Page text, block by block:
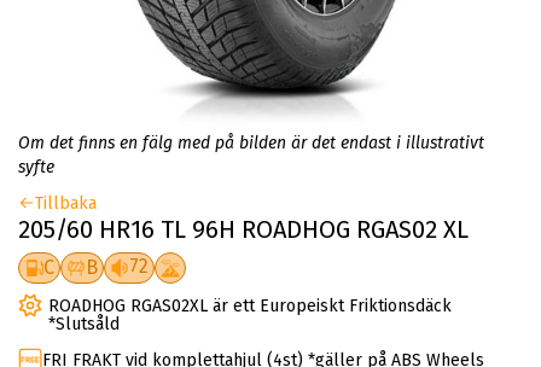
Om det finns en fälg med på bilden är det endast i illustrativt
syfte
Tillbaka
205/60 HR16 TL 96H ROADHOG RGAS02 XL
C B 72
ROADHOG RGAS02XL är ett Europeiskt Friktionsdäck
*Slutsåld
FRI FRAKT vid komplettahjul (4st) *gäller på ABS Wheels